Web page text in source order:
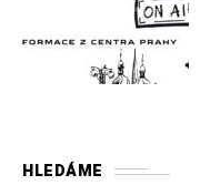
HLEDÁME